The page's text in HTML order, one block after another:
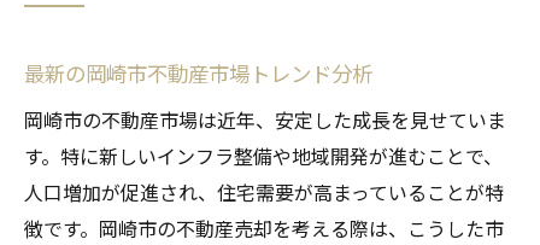
最新の岡崎市不動産市場トレンド分析
岡崎市の不動産市場は近年、安定した成長を見せていま
す。特に新しいインフラ整備や地域開発が進むことで、
人口増加が促進され、住宅需要が高まっていることが特
徴です。岡崎市の不動産売却を考える際は、こうした市